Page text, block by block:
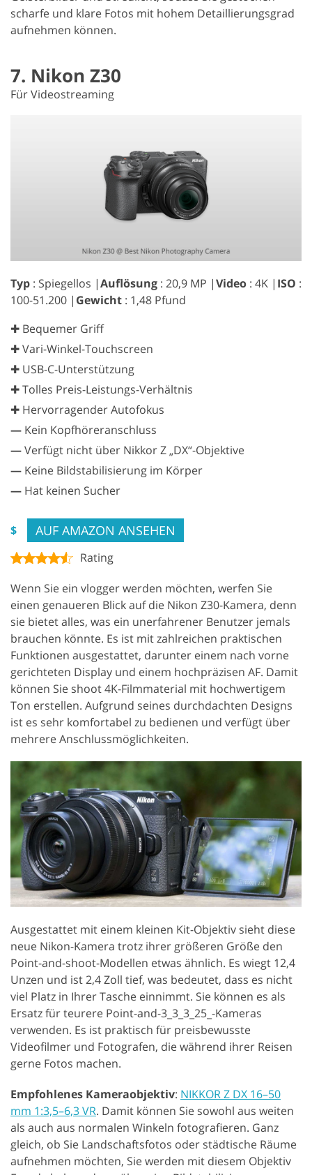
scharfe und klare Fotos mit hohem Detaillierungsgrad
aufnehmen können.
7. Nikon Z30
Für Videostreaming
Typ : Spiegellos |Auflösung : 20,9 MP |Video : 4K | ISO :
100-51.200 | Gewicht : 1,48 Pfund
✚ Bequemer Griff
✚ Vari-Winkel-Touchscreen
✚ USB-C-Unterstützung
✚ Tolles Preis-Leistungs-Verhältnis
✚ Hervorragender Autofokus
— Kein Kopfhöreranschluss
—Verfügt nicht über Nikkor Z „DX“-Objektive
— Keine Bildstabilisierung im Körper
— Hat keinen Sucher
$ AUF AMAZON ANSEHEN
Rating
Wenn Sie ein vlogger werden möchten, werfen Sie
einen genaueren Blick auf die Nikon Z30-Kamera, denn
sie bietet alles, was ein unerfahrener Benutzer jemals
brauchen könnte. Es ist mit zahlreichen praktischen
Funktionen ausgestattet, darunter einem nach vorne
gerichteten Display und einem hochpräzisen AF. Damit
können Sie shoot 4K-Filmmaterial mit hochwertigem
Ton erstellen. Aufgrund seines durchdachten Designs
ist es sehr komfortabel zu bedienen und verfügt über
mehrere Anschlussmöglichkeiten.
Ausgestattet mit einem kleinen Kit-Objektiv sieht diese
neue Nikon-Kamera trotz ihrer größeren Größe den
Point-and-shoot-Modellen etwas ähnlich. Es wiegt 12,4
Unzen und ist 2,4 Zoll tief, was bedeutet, dass es nicht
viel Platz in Ihrer Tasche einnimmt. Sie können es als
Ersatz für teurere Point-and-3_3_3_25_-Kameras
verwenden. Es ist praktisch für preisbewusste
Videofilmer und Fotografen, die während ihrer Reisen
gerne Fotos machen.
Empfohlenes Kameraobjektiv: NIKKOR Z DX 16–50
mm 1:3,5–6,3 VR. Damit können Sie sowohl aus weiten
als auch aus normalen Winkeln fotografieren. Ganz
gleich, ob Sie Landschaftsfotos oder städtische Räume
aufnehmen möchten, Sie werden mit diesem Objektiv